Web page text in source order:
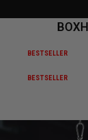
BESTSELLER
BESTSELLER